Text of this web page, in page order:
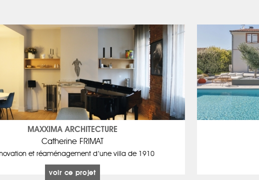
MAXXIMA ARCHITECTURE
Catherine FRIMAT
et réaménagement d’une villa de 1910
voir ce projet